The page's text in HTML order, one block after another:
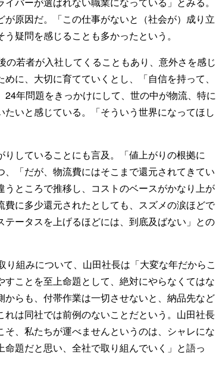
原因だ。「この仕事がないと（社会が）成り立
疑問を感じることも多かったという。
の若者が入社してくることもあり、意外さを感じ
に、大切に育てていくとし、「自信を持って、
年問題をきっかけにして、世の中が物流、特に
いと感じている。「そういう世界になってほし
していることにも言及。「値上がりの根拠に
「だが、物流費にはそこまで還元されてきてい
ところで推移し、コストのベースがかなり上が
費に多少還元されたとしても、スズメの涙ほどで
ータスを上げるほどには、到底及ばない」との
り組みについて、山田社長は「大変な年だからこ
ことを至上命題として、絶対にやらなくてはな
からも、付帯作業は一切させないと、納品先など
は同社では前例のないことだという。山田社長
、私たちが運べませんというのは、シャレにな
題だと思い、全社で取り組んでいく」と語っ